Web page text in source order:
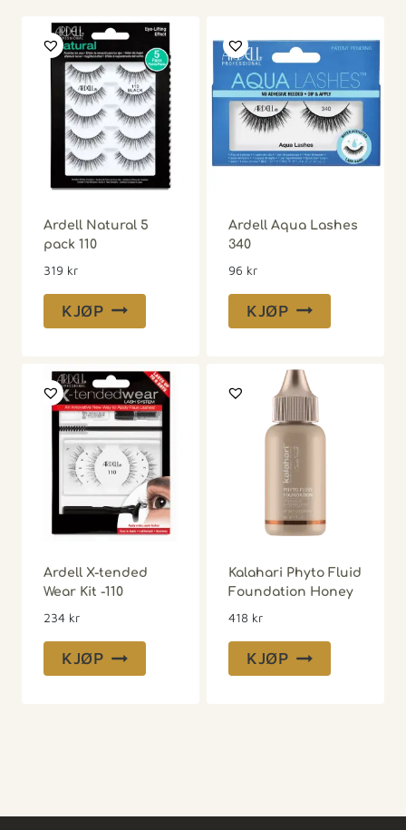
Ardell Natural 5
pack 110
319 kr
KJØP
Ardell Aqua Lashes
340
96 kr
KJØP
Ardell X-tended
Wear Kit -110
234 kr
KJØP
Kalahari Phyto Fluid
Foundation Honey
418 kr
KJØP